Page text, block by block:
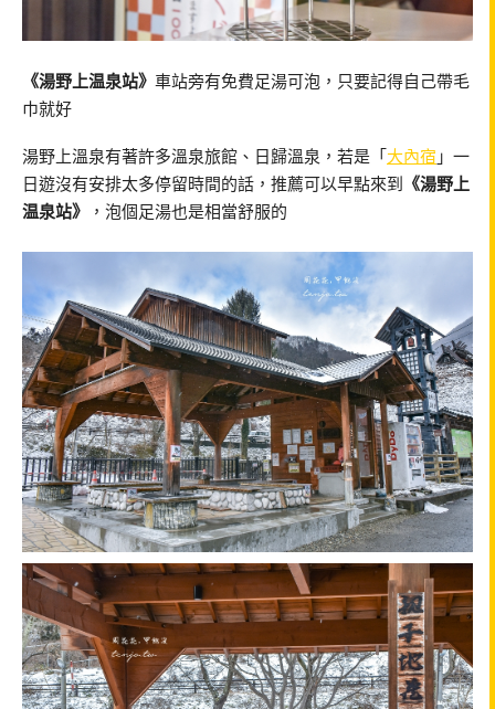
《湯野上温泉站》 車站旁有免費足湯可泡，只要記得自己帶毛
巾就好
湯野上溫泉有著許多溫泉旅館、日歸溫泉，若是「大內宿 」一
日遊沒有安排太多停留時間的話，推薦可以早點來到 《湯野上
温泉站》
，泡個足湯也是相當舒服的